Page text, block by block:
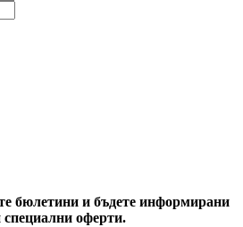
бюлетини и бъдете информирани
специални оферти.